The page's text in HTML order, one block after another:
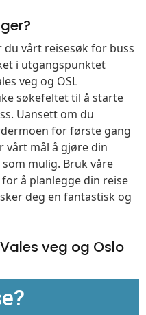
vårt reisesøk for buss
i utgangspunktet
veg og OSL
søkefeltet til å starte
Uansett om du
for første gang
vårt mål å gjøre din
mulig. Bruk våre
å planlegge din reise
deg en fantastisk og
veg og Oslo